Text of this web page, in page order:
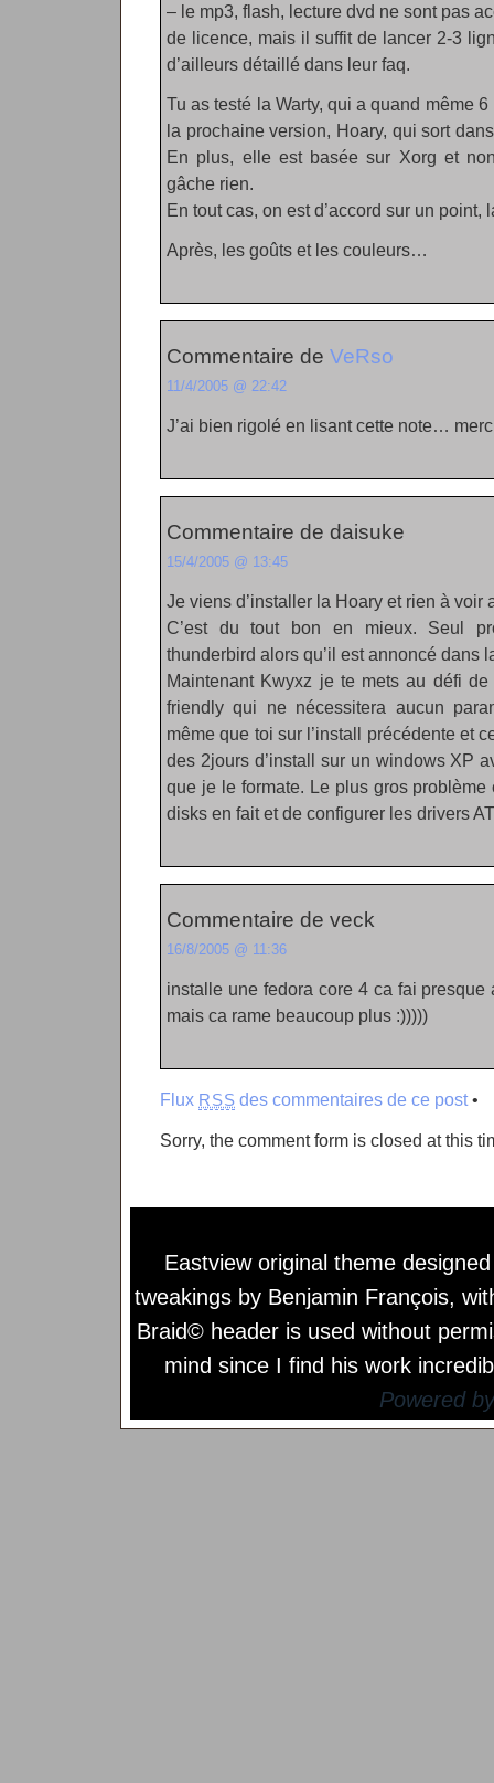
– le mp3, flash, lecture dvd ne sont pas
de licence, mais il suffit de lancer 2-3
d’ailleurs détaillé dans leur faq.
Tu as testé la Warty, qui a quand même
la prochaine version, Hoary, qui sort
En plus, elle est basée sur Xorg et
gâche rien.
En tout cas, on est d’accord sur un point,
Après, les goûts et les couleurs…
Commentaire de VeRso
11/4/2005 @ 22:42
J’ai bien rigolé en lisant cette note…
Commentaire de daisuke
15/4/2005 @ 13:45
Je viens d’installer la Hoary et rien à voir
C’est du tout bon en mieux. Seul
thunderbird alors qu’il est annoncé dans
Maintenant Kwyxz je te mets au défi
friendly qui ne nécessitera aucun
même que toi sur l’install précédente et
des 2jours d’install sur un windows XP
que je le formate. Le plus gros
disks en fait et de configurer les drivers
Commentaire de veck
16/8/2005 @ 11:36
installe une fedora core 4 ca fai
mais ca rame beaucoup plus :)))))
Flux RSS des commentaires de ce post•
Sorry, the comment form is closed at this
Eastview original theme
tweakings by Benjamin François,
Braid© header is used without
mind since I find his work
Powered